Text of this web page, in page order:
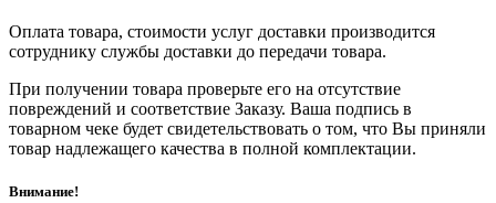
Оплата товара, стоимости услуг доставки производится
сотруднику службы доставки до передачи товара.
При получении товара проверьте его на отсутствие
повреждений и соответствие Заказу. Ваша подпись в
товарном чеке будет свидетельствовать о том, что Вы приняли
товар надлежащего качества в полной комплектации.
Внимание!